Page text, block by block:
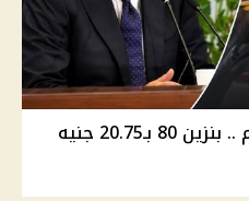
أسعار الوقود في مصر اليوم .. بنزين 80 بـ20.75 جنيه